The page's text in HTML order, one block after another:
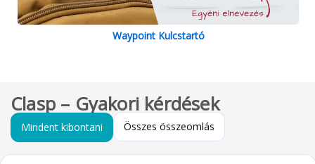
Waypoint Kulcstartó
Clasp – Gyakori kérdések
Mindent kibontani Összes összeomlás